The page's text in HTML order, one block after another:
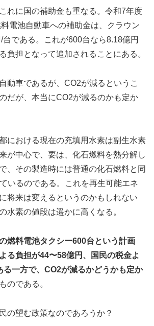
れに国の補助金も重なる。令和7年度
料電池自動車への補助金は、クラウン
台である。これが600台なら8.18億円
負担となって追加されることにある。
動車であるが、CO2が減るというこ
だが、本当にCO2が減るのかも定か
における現在の充填用水素は副生水素
が中心で、要は、化石燃料を熱分解し
、その製造時には普通の化石燃料と同
いるのである。これを再生可能エネ
将来は変えるというのかもしれない
水素の値段は遥かに高くなる。
燃料電池タクシー600台という計画
る負担が44〜58億円、国民の税金よ
る一方で、CO2が減るかどうかも定か
のである。
の望む政策なのであろうか？